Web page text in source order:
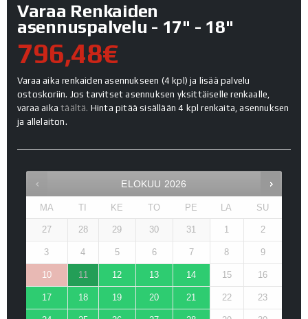
Varaa Renkaiden
asennuspalvelu - 17" - 18"
796,48€
Varaa aika renkaiden asennukseen (4 kpl) ja lisää palvelu
ostoskoriin. Jos tarvitset asennuksen yksittäiselle renkaalle,
varaa aikatäältä. Hinta pitää sisällään 4 kpl renkaita, asennuksen
ja allelaiton.
ELOKUU 2026
MA TI KE TO PE LA SU
27 28 29 30 31 1 2
3 4 5 6 7 8 9
10 11 12 13 14 15 16
17 18 19 20 21 22 23